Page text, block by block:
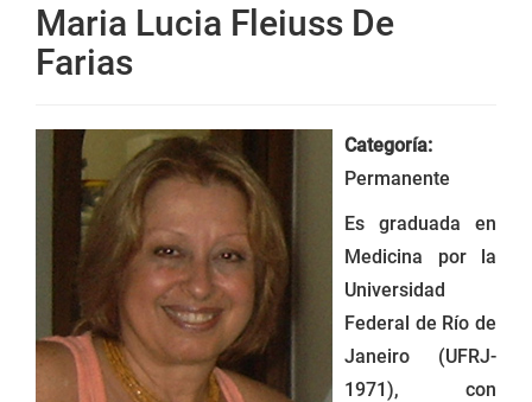
Maria Lucia Fleiuss De
Farias
Categoría:
Permanente
Es graduada en
Medicina por la
Universidad
Federal de Río de
Janeiro (UFRJ-
1971), con